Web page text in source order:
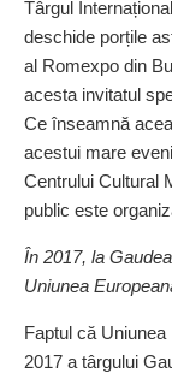
Târgul
deschide porțile
al Romexpo din
acesta invitatul
Ce înseamnă
acestui mare
Centrului Cultural
public este
În 2017, la
Uniunea
Faptul că
2017 a târgului